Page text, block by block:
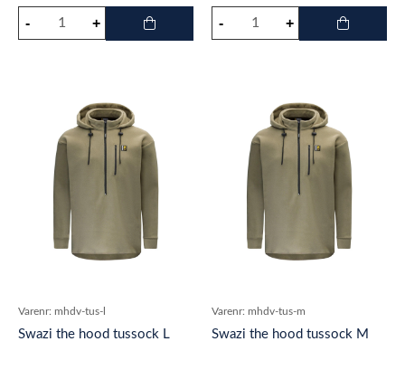
Varenr: mhdv-tus-l
Swazi the hood tussock L
Varenr: mhdv-tus-m
Swazi the hood tussock M